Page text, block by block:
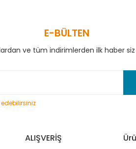
E-BÜLTEN
ve tüm indirimlerden ilk haber
ALIŞVERİŞ